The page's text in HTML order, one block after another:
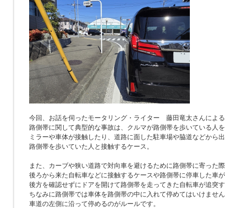
今回、お話を伺ったモータリング・ライター 藤田竜太さんによ
路側帯に関して典型的な事故は、クルマが路側帯を歩いている人
ミラーや車体が接触したり、道路に面した駐車場や脇道などから
路側帯を歩いていた人と接触するケース。
また、カーブや狭い道路で対向車を避けるために路側帯に寄った
後ろから来た自転車などに接触するケースや路側帯に停車した車
後方を確認せずにドアを開けて路側帯を走ってきた自転車が追突
ちなみに路側帯では車体を路側帯の中に入れて停めてはいけませ
車道の左側に沿って停めるのがルールです。